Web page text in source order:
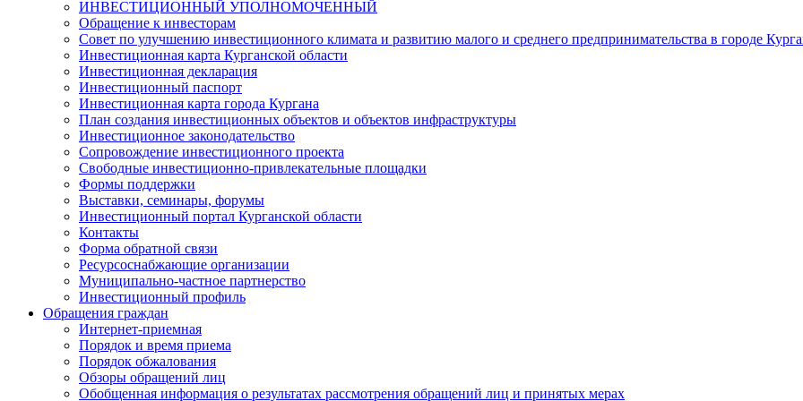
ИНВЕСТИЦИОННЫЙ УПОЛНОМОЧЕННЫЙ
Обращение к инвесторам
Совет по улучшению инвестиционного климата и развитию малого и среднего предпринимательства в городе
Инвестиционная карта Курганской области
Инвестиционная декларация
Инвестиционный паспорт
Инвестиционная карта города Кургана
План создания инвестиционных объектов и объектов инфраструктуры
Инвестиционное законодательство
Сопровождение инвестиционного проекта
Свободные инвестиционно-привлекательные площадки
Формы поддержки
Выставки, семинары, форумы
Инвестиционный портал Курганской области
Контакты
Форма обратной связи
Ресурсоснабжающие организации
Муниципально-частное партнерство
Инвестиционный профиль
Обращения граждан
Интернет-приемная
Порядок и время приема
Порядок обжалования
Обзоры обращений лиц
Обобщенная информация о результатах рассмотрения обращений лиц и принятых мерах